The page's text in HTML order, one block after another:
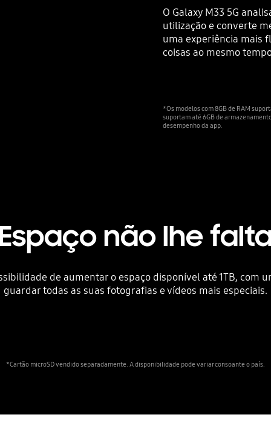
O Galaxy M33 5G
utilização e converte
uma experiência mais
coisas ao mesmo
*Os modelos com 8GB de RAM
suportam até 6GB de
desempenho da app.
não lhe
de aumentar o espaço disponível até 1TB, com
guardar todas as suas fotografias e vídeos mais especiais.
*Cartão microSD vendido separadamente. A disponibilidade pode variar consoante o país.